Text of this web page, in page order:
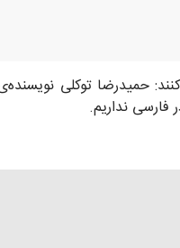
حمیدرضا توکلی